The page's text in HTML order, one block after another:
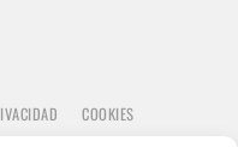
COOKIES